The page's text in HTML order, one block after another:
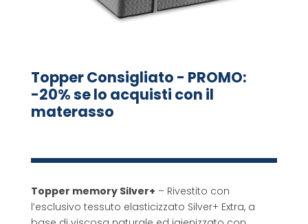
Topper Consigliato - PROMO:
-20% se lo acquisti con il
materasso
Topper memory Silver+ – Rivestito con
l’esclusivo tessuto elasticizzato Silver+ Extra, a